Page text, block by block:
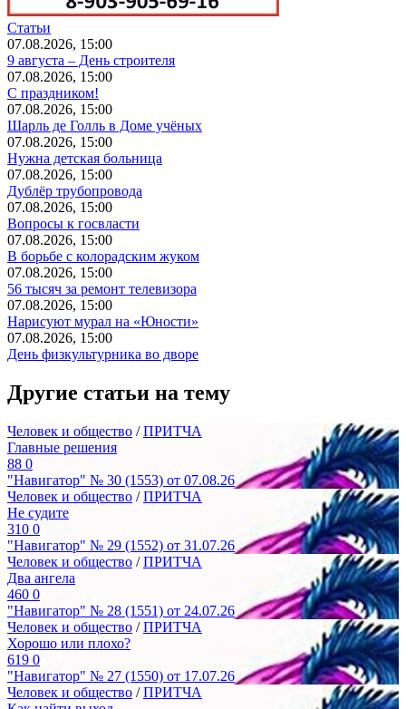
Статьи
07.08.2026, 15:00
9 августа – День строителя
07.08.2026, 15:00
С праздником!
07.08.2026, 15:00
Шарль де Голль в Доме учёных
07.08.2026, 15:00
Нужна детская больница
07.08.2026, 15:00
Дублёр трубопровода
07.08.2026, 15:00
Вопросы к госвласти
07.08.2026, 15:00
В борьбе с колорадским жуком
07.08.2026, 15:00
56 тысяч за ремонт телевизора
07.08.2026, 15:00
Нарисуют мурал на «Юности»
07.08.2026, 15:00
День физкультурника во дворе
Другие статьи на тему
Человек и общество /ПРИТЧА
Главные решения
88 0
"Навигатор" № 30 (1553) от 07.08.26
Человек и общество /ПРИТЧА
Не судите
310 0
"Навигатор" № 29 (1552) от 31.07.26
Человек и общество /ПРИТЧА
Два ангела
460 0
"Навигатор" № 28 (1551) от 24.07.26
Человек и общество /ПРИТЧА
Хорошо или плохо?
619 0
"Навигатор" № 27 (1550) от 17.07.26
Человек и общество /ПРИТЧА